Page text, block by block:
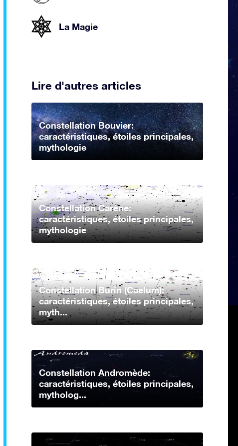
La Magie
Lire d'autres articles
Constellation Bouvier:
caractéristiques, étoiles principales,
mythologie
Constellation Carène:
caractéristiques, étoiles principales,
mythologie
Constellation Burin (Caelum):
caractéristiques, étoiles principales,
myth...
Constellation Andromède:
caractéristiques, étoiles principales,
mytholog...